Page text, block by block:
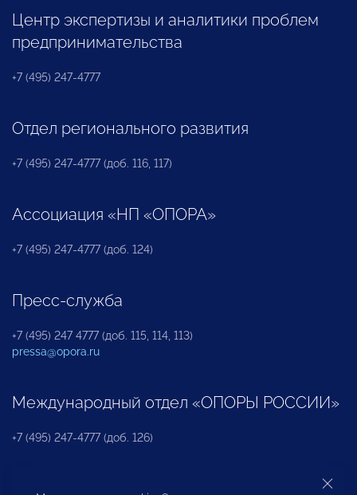
Центр экспертизы и аналитики проблем
предпринимательства
+7 (495) 247-4777
Отдел регионального развития
+7 (495) 247-4777 (доб. 116, 117)
Ассоциация «НП «ОПОРА»
+7 (495) 247-4777 (доб. 124)
Пресс-служба
+7 (495) 247 4777 (доб. 115, 114, 113)
pressa@opora.ru
Международный отдел «ОПОРЫ РОССИИ»
+7 (495) 247-4777 (доб. 126)
Бюро по защите прав предпринимателей и